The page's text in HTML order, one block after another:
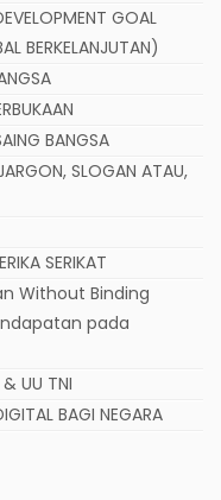
GOAL
BERKELANJUTAN)
BANGSA
SLOGAN ATAU,
SERIKAT
Without Binding
pada
UU TNI
BAGI NEGARA